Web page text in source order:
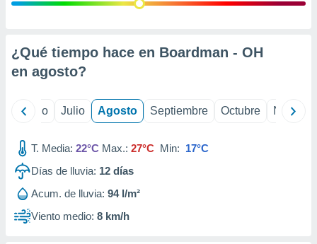
e
mediante
de
1199
¿Qué tiempo hace en Boardman - OH
en agosto?
Junio Julio Agosto Septiembre Octubre
T. Media: 22°C Max.: 27°C Min: 17°C
Días de lluvia: 12 días
Acum. de lluvia: 94 l/m²
Viento medio: 8 km/h